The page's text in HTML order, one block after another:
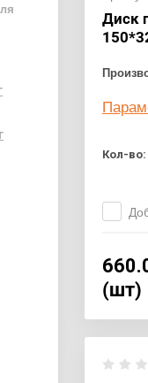
Диск
Кол-во:
(шт)